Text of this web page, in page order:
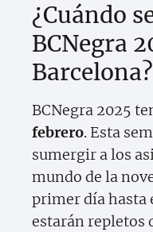
¿Cuándo
BCNegra
Barcelona?
BCNegra 2025
febrero. Esta
sumergir a los
mundo de la
primer día hasta
estarán repletos